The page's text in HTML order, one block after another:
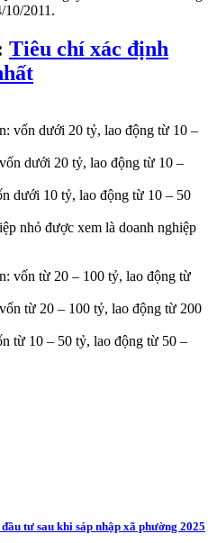
2011.
Tiêu chí xác định
vốn dưới 20 tỷ, lao động từ 10 –
dưới 20 tỷ, lao động từ 10 –
dưới 10 tỷ, lao động từ 10 – 50
nhỏ được xem là doanh nghiệp
vốn từ 20 – 100 tỷ, lao động từ
từ 20 – 100 tỷ, lao động từ 200
từ 10 – 50 tỷ, lao động từ 50 –
tư sau khi sáp nhập xã phường 2025